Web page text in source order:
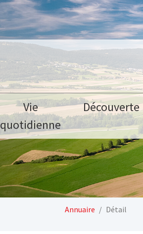
Vie
quotidienne
Découverte
Annuaire Détail